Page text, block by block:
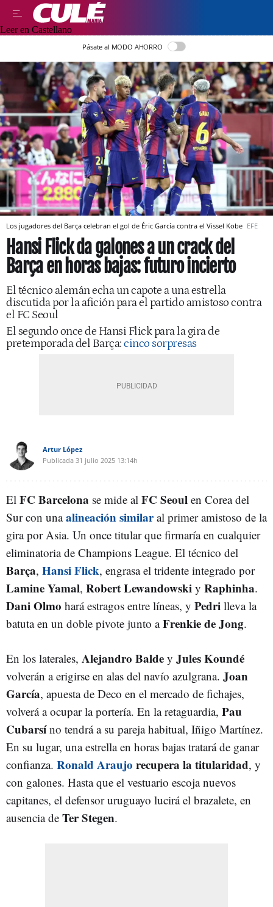
Leer en Castellano
Pásate al MODO AHORRO
Los jugadores del Barça celebran el gol de Éric García contra el Vissel Kobe EFE
Hansi Flick da galones a un crack del
Barça en horas bajas: futuro incierto
El técnico alemán echa un capote a una estrella
discutida por la afición para el partido amistoso contra
el FC Seoul
El segundo once de Hansi Flick para la gira de
pretemporada del Barça:cinco sorpresas
Artur López
Publicada 31 julio 2025 13:14h
El FC Barcelona se mide al FC Seoul en Corea del
Sur con unaalineación similaral primer amistoso de la
gira por Asia. Un once titular que firmaría en cualquier
eliminatoria de Champions League. El técnico del
Barça, Hansi Flick, engrasa el tridente integrado por
Lamine Yamal, Robert Lewandowski y Raphinha.
Dani Olmo hará estragos entre líneas, y Pedri lleva la
batuta en un doble pivote junto aFrenkie de Jong.
En los laterales, Alejandro Balde y Jules Koundé
volverán a erigirse en alas del navío azulgrana. Joan
García, apuesta de Deco en el mercado de fichajes,
volverá a ocupar la portería. En la retaguardia, Pau
Cubarsíno tendrá a su pareja habitual, Iñigo Martínez.
En su lugar, una estrella en horas bajas tratará de ganar
confianza. Ronald Araujo recupera la titularidad, y
con galones. Hasta que el vestuario escoja nuevos
capitanes, el defensor uruguayo lucirá el brazalete, en
ausencia de Ter Stegen.